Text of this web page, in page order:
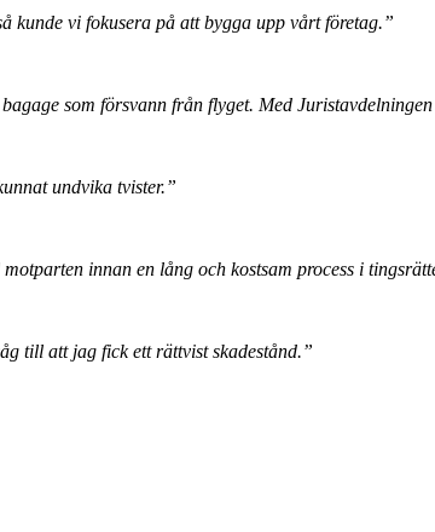
kunde vi fokusera på att bygga upp vårt företag.”
som försvann från flyget. Med
undvika tvister.”
innan en lång och kostsam process i
till att jag fick ett rättvist skadestånd.”